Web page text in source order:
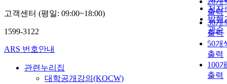
저자
발행
관순
출력
30개
출력
50개
출력
100
출력
고객센터 (평일: 09:00~18:00)
1599-3122
ARS 번호안내
관련누리집
대학공개강의(KOCW)